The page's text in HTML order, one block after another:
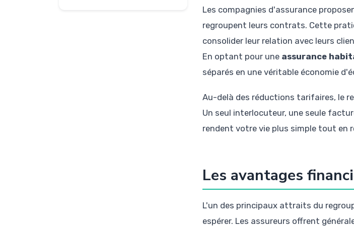
Les compagnies d'assurance
regroupent leurs contrats. Cette
consolider leur relation avec leurs
En optant pour une assurance
séparés en une véritable économie
Au-delà des réductions tarifaires, le
Un seul interlocuteur, une seule
rendent votre vie plus simple tout en
Les avantages
L'un des principaux attraits du
espérer. Les assureurs offrent